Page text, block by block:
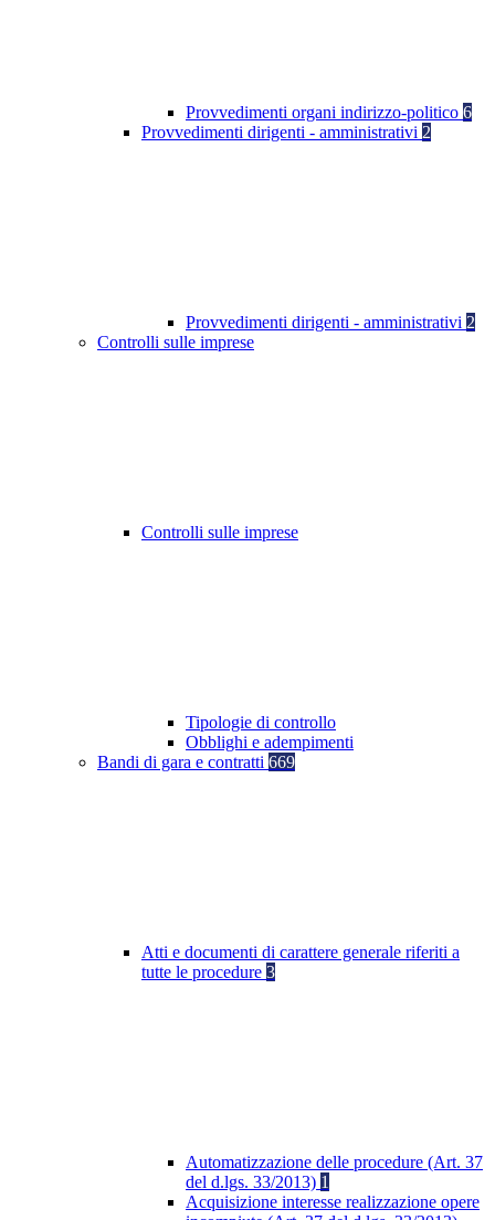
Provvedimenti organi indirizzo-politico 6
Provvedimenti dirigenti - amministrativi 2
Provvedimenti dirigenti - amministrativi 2
Controlli sulle imprese
Controlli sulle imprese
Tipologie di controllo
Obblighi e adempimenti
Bandi di gara e contratti 669
Atti e documenti di carattere generale riferiti a
tutte le procedure 3
Automatizzazione delle procedure (Art. 37
del d.lgs. 33/2013) 1
Acquisizione interesse realizzazione opere